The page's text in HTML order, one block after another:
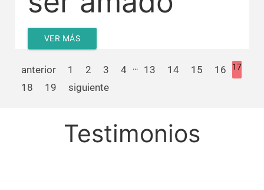
VER MÁS
anterior 1 2 3 4 … 13 14 15 16 17
18 19 siguiente
Testimonios